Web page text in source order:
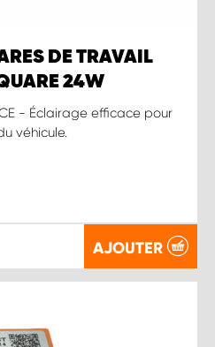
DE TRAVAIL
24W
- Éclairage efficace pour
véhicule.
AJOUTER